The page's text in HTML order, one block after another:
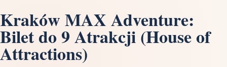
Kraków MAX Adventure:
Bilet do 9 Atrakcji (House of
Attractions)